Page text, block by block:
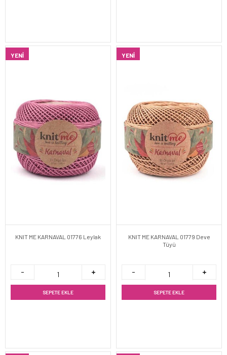
YENI
KNIT ME KARNAVAL 01776 Leylak
SEPETE EKLE
YENI
KNIT ME KARNAVAL 01779 Deve
Tüyü
SEPETE EKLE